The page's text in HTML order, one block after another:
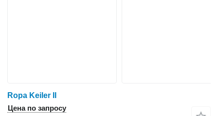
Ropa Keiler II
Цена по запросу